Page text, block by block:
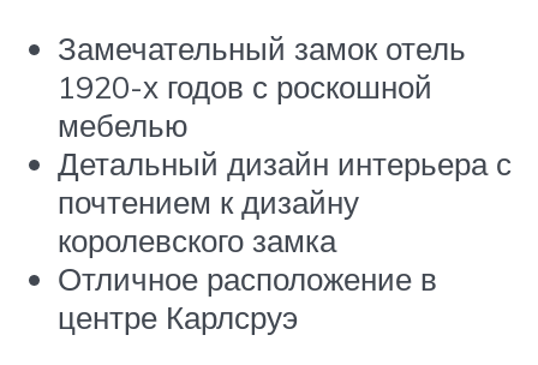
Замечательный замок отель
1920-х годов с роскошной
мебелью
Детальный дизайн интерьера с
почтением к дизайну
королевского замка
Отличное расположение в
центре Карлсруэ